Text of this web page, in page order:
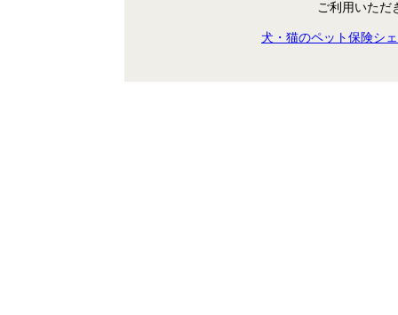
ご利用いただ
犬・猫のペット保険シ